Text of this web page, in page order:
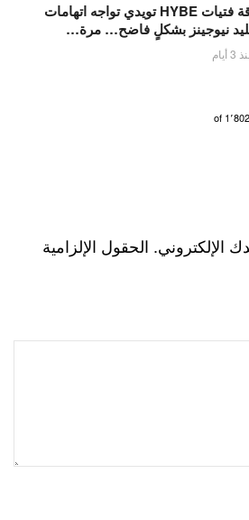
فرقة فتيات HYBE تويدي تواجه اتهامات
نيوجينز بشكلٍ فاضح… مرة…
أيام
1٬802
الإلكتروني. الحقول الإلزامية